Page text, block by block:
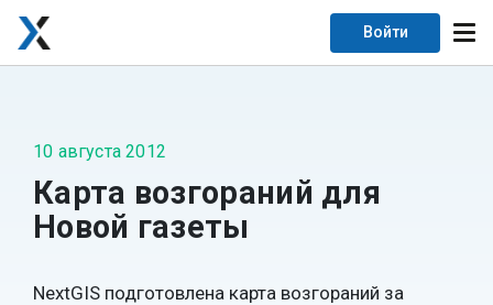
Войти
10 августа 2012
Карта возгораний для
Новой газеты
NextGIS подготовлена карта возгораний за